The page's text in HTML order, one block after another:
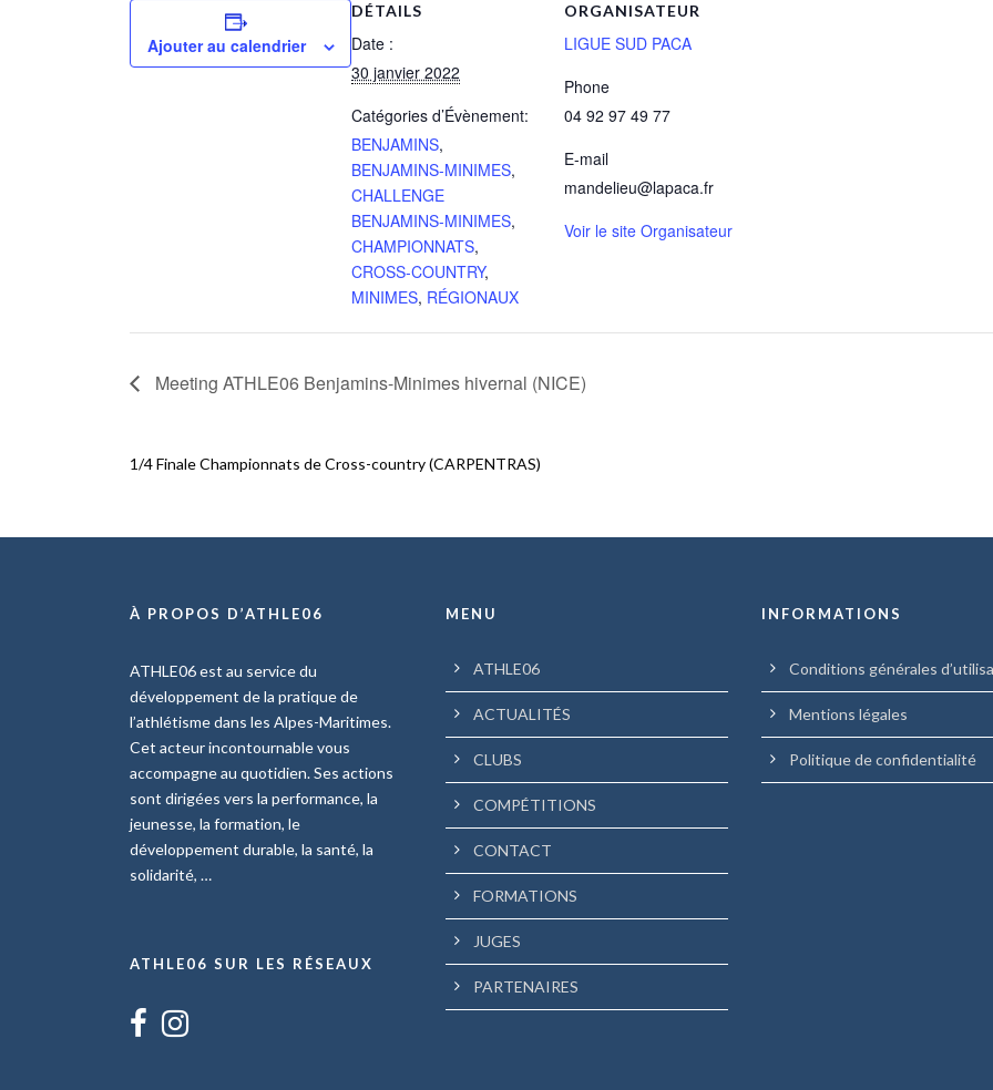
Ajouter au calendrier
DÉTAILS
Date :
30 janvier 2022
Catégories d’Évènement:
BENJAMINS,
BENJAMINS-MINIMES,
CHALLENGE
BENJAMINS-MINIMES,
CHAMPIONNATS,
CROSS-COUNTRY,
MINIMES, RÉGIONAUX
ORGANISATEUR
LIGUE SUD PACA
Phone
04 92 97 49 77
E-mail
mandelieu@lapaca.fr
Voir le site Organisateur
Meeting ATHLE06 Benjamins-Minimes hivernal (NICE)
1/4 Finale Championnats de Cross-country (CARPENTRAS)
À PROPOS D’ATHLE06
ATHLE06 est au service du
développement de la pratique de
l’athlétisme dans les Alpes-Maritimes.
Cet acteur incontournable vous
accompagne au quotidien. Ses actions
sont dirigées vers la performance, la
jeunesse, la formation, le
développement durable, la santé, la
solidarité, …
ATHLE06 SUR LES RÉSEAUX
MENU
ATHLE06
ACTUALITÉS
CLUBS
COMPÉTITIONS
CONTACT
FORMATIONS
JUGES
PARTENAIRES
INFORMATIONS
Conditions générales
Mentions légales
Politique de confidentialité